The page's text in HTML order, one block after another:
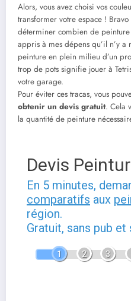
Alors, vous avez choisi vos
transformer votre espace !
déterminer combien de
appris à mes dépens qu’il n’y
peinture en plein milieu d’un
trop de pots signifie jouer à
votre garage.
Pour éviter ces tracas, vous
obtenir un devis gratuit. Cela
la quantité de peinture
Devis
En 5 minutes,
comparatifs aux
région.
Gratuit, sans pub et
1 2 3